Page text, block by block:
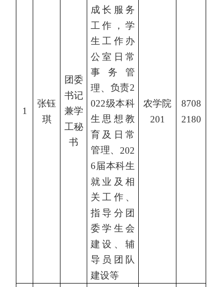
1
张钰
琪
团委
书记
兼学
工秘
书
成长服务
工作，学
生工作办
公室日常
事务管
理、 负责2
022级本科
生思想教
育及日常
管理、 202
6届本科生
就业及相
关工作、
指导分团
委学生会
建设、辅
导员团队
建设等
农学院
201
8708
2180